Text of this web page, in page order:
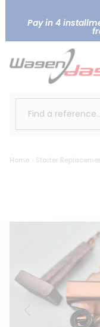
Pay in 4
Find a reference..
Home Starter
Previous